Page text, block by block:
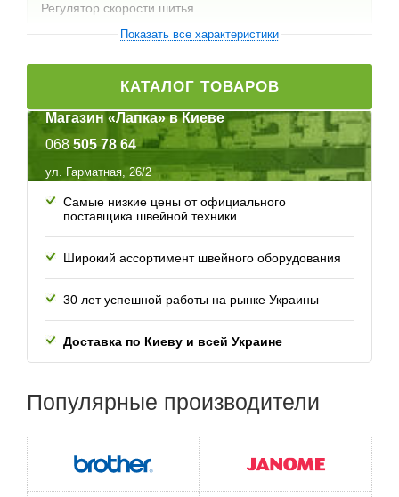
Регулятор скорости шитья
Кнопка обратного хода
Вертикальный челнок
Выполняет всего 80 операций
6 петель-автомат
Автоматическая заправка нити
Регулятор натяжения верхней нити
Съемный пенал с принадлежностями
Свободный рукав для обработки узких и круговых
Показать все характеристики
КАТАЛОГ ТОВАРОВ
Магазин «Лапка» в Киеве
068 505 78 64
ул. Гарматная, 26/2
Самые низкие цены от официального
поставщика швейной техники
Широкий ассортимент швейного оборудования
30 лет успешной работы на рынке Украины
Доставка по Киеву и всей Украине
Популярные производители